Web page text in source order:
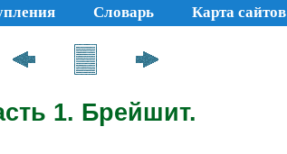
Словарь Карта сайтов
1. Брейшит.